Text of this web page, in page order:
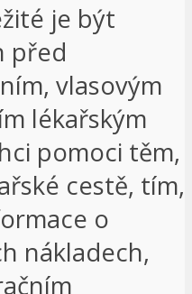
je být
před
vlasovým
lékařským
pomoci těm,
cestě, tím,
o
nákladech,